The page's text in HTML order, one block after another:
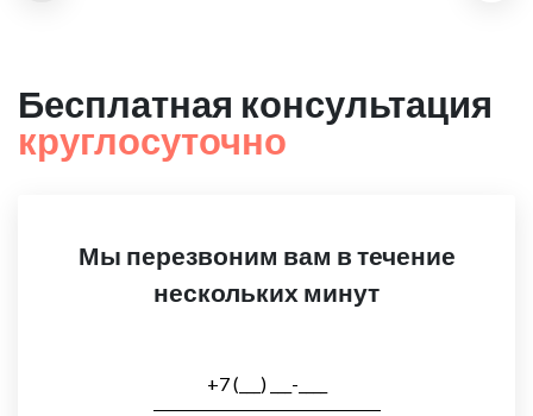
Бесплатная консультация
круглосуточно
Мы перезвоним вам в течение
нескольких минут